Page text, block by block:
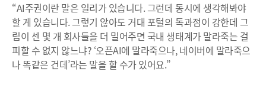
“AI주권이란 말은 일리가 있습니다. 그런데 동시에 생각해봐야
할 게 있습니다. 그렇기 않아도 거대 포털의 독과점이 강한데 그
립이 센 몇 개 회사들을 더 밀어주면 국내 생태계가 말라죽는 걸
피할 수 없지 않느냐? ‘오픈AI에 말라죽으나, 네이버에 말라죽으
나 똑같은 건데’라는 말을 할 수가 있어요.”